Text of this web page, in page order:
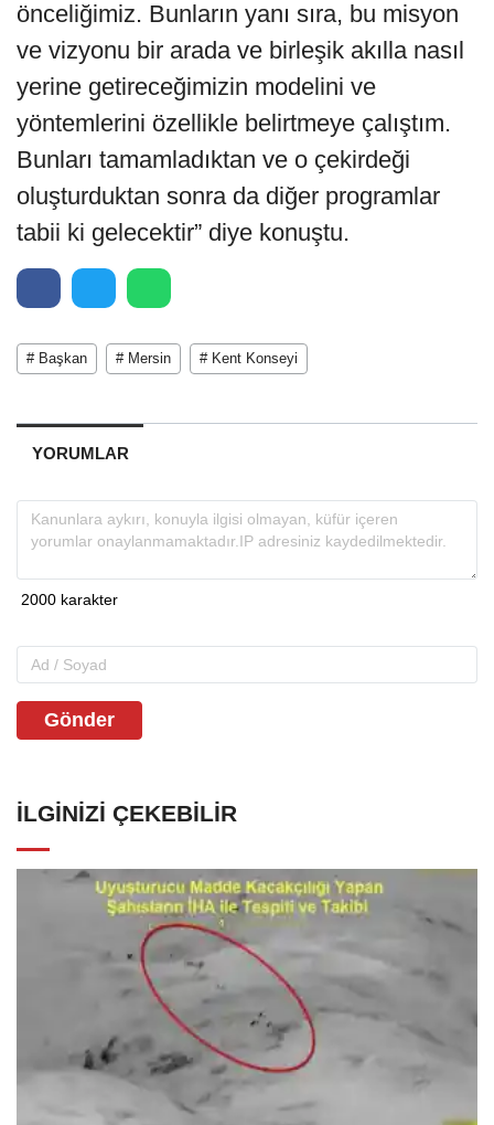
önceliğimiz. Bunların yanı sıra, bu misyon
ve vizyonu bir arada ve birleşik akılla nasıl
yerine getireceğimizin modelini ve
yöntemlerini özellikle belirtmeye çalıştım.
Bunları tamamladıktan ve o çekirdeği
oluşturduktan sonra da diğer programlar
tabii ki gelecektir” diye konuştu.
# Başkan # Mersin # Kent Konseyi
YORUMLAR
Gönder
İLGINIZI ÇEKEBILIR